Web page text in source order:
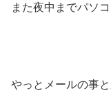
また夜中までパソコ
やっとメールの事と